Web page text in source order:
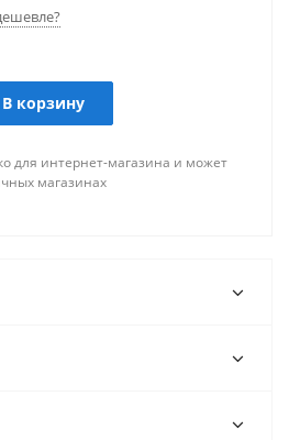
В корзину
для интернет-магазина и может
магазинах